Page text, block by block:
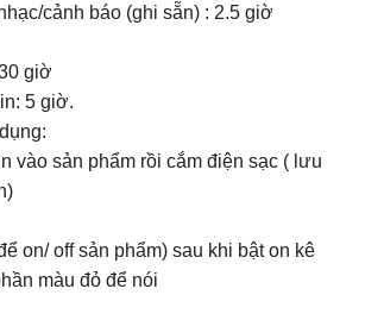
cảnh báo (ghi sẵn) : 2.5 giờ
giờ
5 giờ.
vào sản phẩm rồi cắm điện sạc ( lưu
on/ off sản phẩm) sau khi bật on kê
màu đỏ để nói